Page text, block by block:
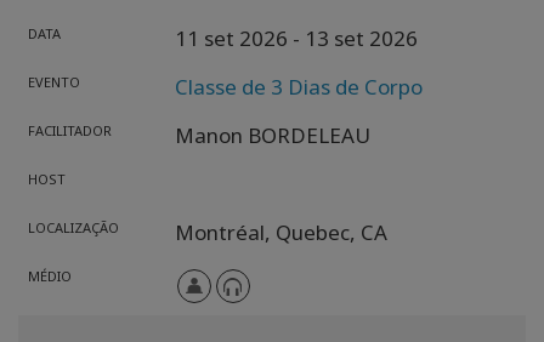
DATA 11 set 2026 - 13 set 2026
EVENTO Classe de 3 Dias de Corpo
FACILITADOR Manon BORDELEAU
HOST
LOCALIZAÇÃO Montréal, Quebec, CA
MÉDIO